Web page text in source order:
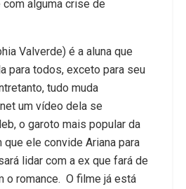
alguma crise de
Valverde) é a aluna que
para todos, exceto para seu
tudo muda
um vídeo dela se
o garoto mais popular da
ele convide Ariana para
lidar com a ex que fará de
o romance. O filme já está